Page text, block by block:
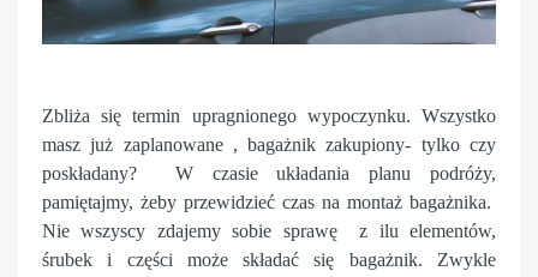
Zbliża się termin upragnionego wypoczynku. Wszystko
masz już zaplanowane , bagażnik zakupiony- tylko czy
poskładany? W czasie układania planu podróży,
pamiętajmy, żeby przewidzieć czas na montaż bagażnika.
Nie wszyscy zdajemy sobie sprawę z ilu elementów,
śrubek i części może składać się bagażnik. Zwykle